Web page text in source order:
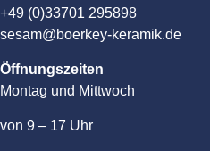
+49 (0)33701 295898
sesam@boerkey-keramik.de
Öffnungszeiten
Montag und Mittwoch
von 9 – 17 Uhr